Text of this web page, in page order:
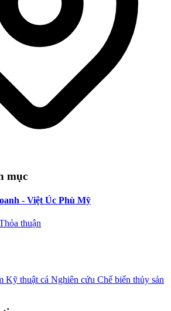
mục
- Việt Úc Phù Mỹ
thuận
Kỹ thuật cá Nghiên cứu Chế biến thủy sản